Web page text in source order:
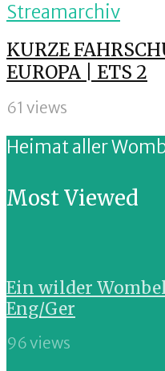
Streamarchiv
KURZE
EUROPA | ETS 2
61 views
Heimat aller
Most Viewed
Ein wilder
Eng/Ger
96 views